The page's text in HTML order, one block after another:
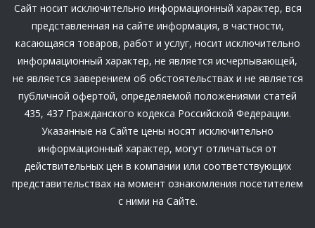
Сайт носит исключительно информационный характер, вся
представленная на сайте информация, в частности,
касающаяся товаров, работ и услуг, носит исключительно
информационный характер, не является исчерпывающей,
не является заверением об обстоятельствах и не является
публичной офертой, определяемой положениями статей
435, 437 Гражданского кодекса Российской Федерации.
Указанные на Сайте цены носят исключительно
информационный характер, могут отличаться от
действительных цен в компании или соответствующих
представительствах на момент ознакомления посетителем
с ними на Сайте.